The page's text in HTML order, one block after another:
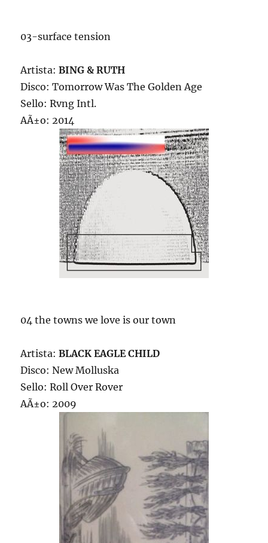
03-surface tension
Artista:BING & RUTH
Disco: Tomorrow Was The Golden Age
Sello: Rvng Intl.
AÃ±o: 2014
04 the towns we love is our town
Artista:BLACK EAGLE CHILD
Disco: New Molluska
Sello: Roll Over Rover
AÃ±o: 2009